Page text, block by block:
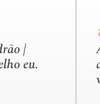
|
eu.